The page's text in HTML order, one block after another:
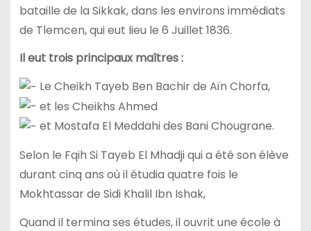
bataille de la Sikkak, dans les environs immédiats
de Tlemcen, qui eut lieu le 6 Juillet 1836.
Il eut trois principaux maîtres :
Le Cheikh Tayeb Ben Bachir de Aïn Chorfa,
et les Cheikhs Ahmed
et Mostafa El Meddahi des Bani Chougrane.
Selon le Fqih Si Tayeb El Mhadji qui a été son élève
durant cinq ans où il étudia quatre fois le
Mokhtassar de Sidi Khalil Ibn Ishak,
Quand il termina ses études, il ouvrit une école à